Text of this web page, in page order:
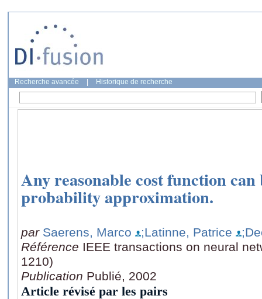
Recherche avancée Historique de recherche
Any reasonable cost function
probability approximation.
par Saerens, Marco ;Latinne, Patrice
Référence IEEE transactions on neural
1210)
Publication Publié, 2002
Article révisé par les pairs